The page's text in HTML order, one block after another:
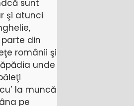
sunt
şi atunci
parte din
românii şi
unde
la muncă
pe